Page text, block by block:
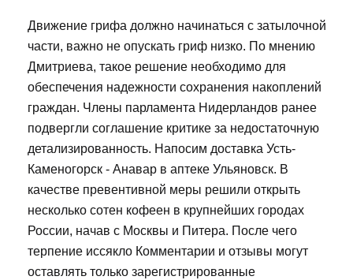
Движение грифа должно начинаться с затылочной
части, важно не опускать гриф низко. По мнению
Дмитриева, такое решение необходимо для
обеспечения надежности сохранения накоплений
граждан. Члены парламента Нидерландов ранее
подвергли соглашение критике за недостаточную
детализированность. Напосим доставка Усть-
Каменогорск - Анавар в аптеке Ульяновск. В
качестве превентивной меры решили открыть
несколько сотен кофеен в крупнейших городах
России, начав с Москвы и Питера. После чего
терпение иссякло Комментарии и отзывы могут
оставлять только зарегистрированные